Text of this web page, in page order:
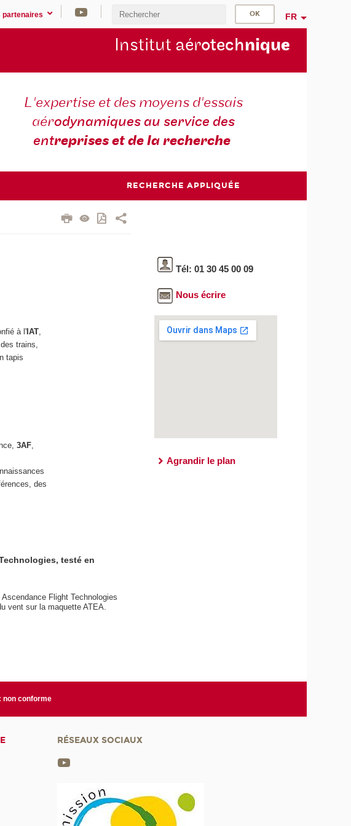
partenaires FR
Institut aérotechnique
L'expertise et des moyens d'essais
aérodynamiques au service des
entreprises et de la recherche
RECHERCHE APPLIQUÉE
à l' IAT,
trains,
tapis
3AF
des
testé en
Flight Technologies
vent sur la maquette ATEA.
Tél: 01 30 45 00 09
Nous écrire
Agrandir le plan
conforme
RÉSEAUX SOCIAUX